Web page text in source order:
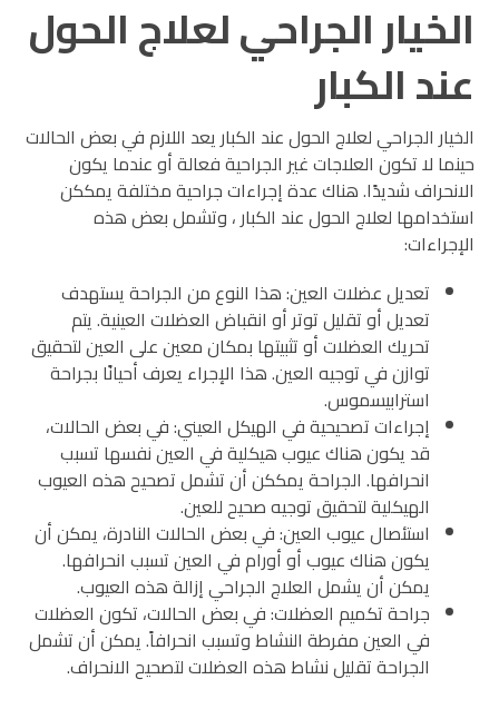
الخيار الجراحي لعلاج الحول
عند الكبار
الخيار الجراحي لعلاج الحول عند الكبار يعد اللازم في بعض الحالات
حينما لا تكون العلاجات غير الجراحية فعالة أو عندما يكون
الانحراف شديدًا. هناك عدة إجراءات جراحية مختلفة يمككن
استخدامها لعلاج الحول عند الكبار ، وتشمل بعض هذه
الإجراءات:
تعديل عضلات العين: هذا النوع من الجراحة يستهدف
تعديل أو تقليل توتر أو انقباض العضلات العينية. يتم
تحريك العضلات أو تثبيتها بمكان معين على العين لتحقيق
توازن في توجيه العين. هذا الإجراء يعرف أحيانًا بجراحة
استرابيسموس.
إجراءات تصحيحية في الهيكل العيني: في بعض الحالات،
قد يكون هناك عيوب هيكلية في العين نفسها تسبب
انحرافها. الجراحة يمككن أن تشمل تصحيح هذه العيوب
الهيكلية لتحقيق توجيه صحيح للعين.
استئصال عيوب العين: في بعض الحالات النادرة، يمكن أن
يكون هناك عيوب أو أورام في العين تسبب انحرافها.
يمكن أن يشمل العلاج الجراحي إزالة هذه العيوب.
جراحة تكميم العضلات: في بعض الحالات، تكون العضلات
في العين مفرطة النشاط وتسبب انحرافاً. يمكن أن تشمل
الجراحة تقليل نشاط هذه العضلات لتصحيح الانحراف.